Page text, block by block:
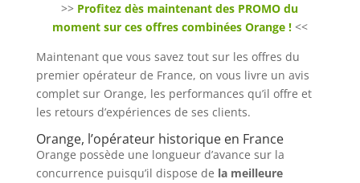
>> Profitez dès maintenant des PROMO du
moment sur ces offres combinées Orange ! <<
Maintenant que vous savez tout sur les offres du
premier opérateur de France, on vous livre un avis
complet sur Orange, les performances qu’il offre et
les retours d’expériences de ses clients.
Orange, l’opérateur historique en France
Orange possède une longueur d’avance sur la
concurrence puisqu’il dispose de la meilleure